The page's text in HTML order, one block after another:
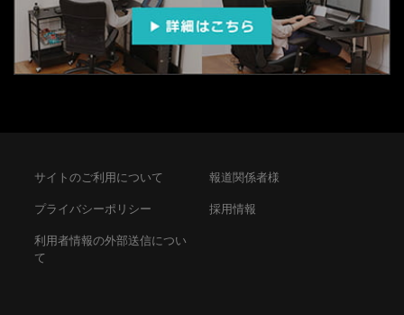
サイトのご利用について
プライバシーポリシー
利用者情報の外部送信につい
て
報道関係者様
採用情報